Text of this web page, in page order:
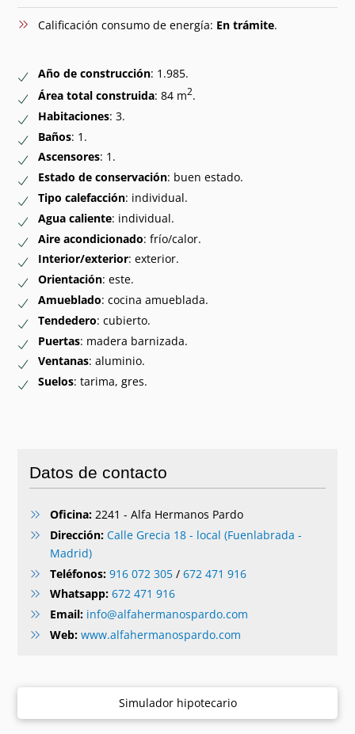
Calificación consumo de energía: En trámite.
Año de construcción: 1.985.
Área total construida: 84 m2.
Habitaciones: 3.
Baños: 1.
Ascensores: 1.
Estado de conservación: buen estado.
Tipo calefacción: individual.
Agua caliente: individual.
Aire acondicionado: frío/calor.
Interior/exterior: exterior.
Orientación: este.
Amueblado: cocina amueblada.
Tendedero: cubierto.
Puertas: madera barnizada.
Ventanas: aluminio.
Suelos: tarima, gres.
Datos de contacto
Oficina:2241 - Alfa Hermanos Pardo
Dirección: Calle Grecia 18 - local (Fuenlabrada -
Madrid)
Teléfonos: 916 072 305/ 672 471 916
Whatsapp: 672 471 916
Email: info@alfahermanospardo.com
Web: www.alfahermanospardo.com
Simulador hipotecario